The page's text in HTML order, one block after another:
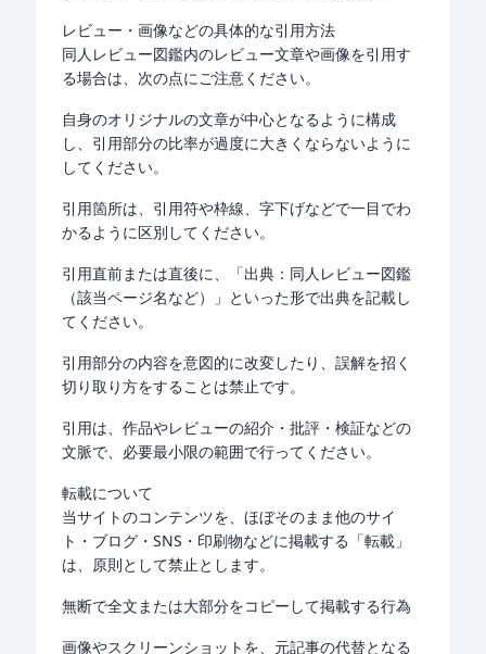
レビュー・画像などの具体的な引用方法
同人レビュー図鑑内のレビュー文章や画像を引用す
る場合は、次の点にご注意ください。
自身のオリジナルの文章が中心となるように構成
し、引用部分の比率が過度に大きくならないように
してください。
引用箇所は、引用符や枠線、字下げなどで一目でわ
かるように区別してください。
引用直前または直後に、「出典：同人レビュー図鑑
（該当ページ名など）」といった形で出典を記載し
てください。
引用部分の内容を意図的に改変したり、誤解を招く
切り取り方をすることは禁止です。
引用は、作品やレビューの紹介・批評・検証などの
文脈で、必要最小限の範囲で行ってください。
転載について
当サイトのコンテンツを、ほぼそのまま他のサイ
ト・ブログ・SNS・印刷物などに掲載する「転載」
は、原則として禁止とします。
無断で全文または大部分をコピーして掲載する行為
画像やスクリーンショットを、元記事の代替となる